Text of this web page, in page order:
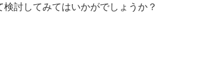
討してみてはいかがでしょうか？